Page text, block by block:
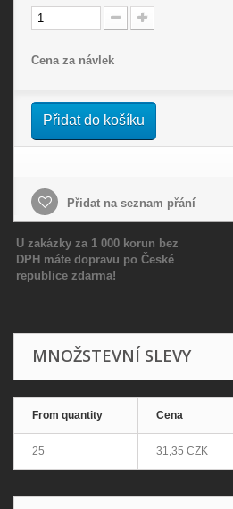
Cena za návlek
Přidat do košíku
Přidat na seznam přání
U zakázky za 1 000 korun bez
DPH máte dopravu po České
republice zdarma!
MNOŽSTEVNÍ SLEVY
From quantity Cena
25 31,35 CZK